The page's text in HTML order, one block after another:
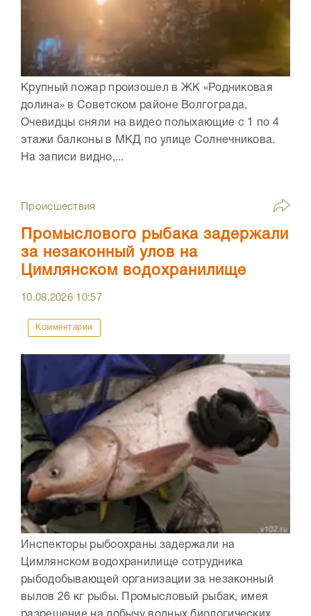
Крупный пожар произошел в ЖК «Родниковая
долина» в Советском районе Волгограда.
Очевидцы сняли на видео полыхающие с 1 по 4
этажи балконы в МКД по улице Солнечникова.
На записи видно,...
Происшествия
Промыслового рыбака задержали
за незаконный улов на
Цимлянском водохранилище
10.08.2026 10:57
Комментарии
Инспекторы рыбоохраны задержали на
Цимлянском водохранилище сотрудника
рыбодобывающей организации за незаконный
вылов 26 кг рыбы. Промысловый рыбак, имея